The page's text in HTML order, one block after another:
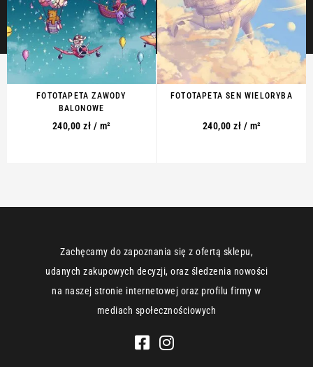
FOTOTAPETA ZAWODY
BALONOWE
240,00 zł / m²
FOTOTAPETA SEN WIELORYBA
240,00 zł / m²
Zachęcamy do zapoznania się z ofertą sklepu,
udanych zakupowych decyzji, oraz śledzenia nowości
na naszej stronie internetowej oraz profilu firmy w
mediach społecznościowych